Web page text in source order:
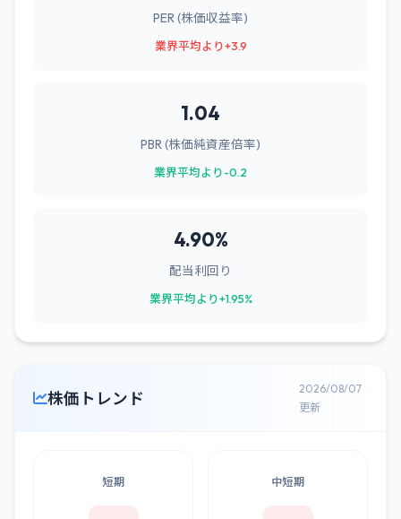
PER (株価収益率)
業界平均より+3.9
1.04
PBR (株価純資産倍率)
業界平均より-0.2
4.90%
配当利回り
業界平均より+1.95%
株価トレンド
2026/08/07
更新
短期 中短期